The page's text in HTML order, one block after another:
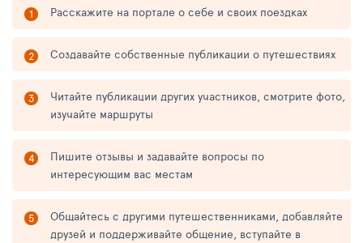
Расскажите на портале о себе и своих поездках
Создавайте собственные публикации о путешествиях
Читайте публикации других участников, смотрите фото,
изучайте маршруты
Пишите отзывы и задавайте вопросы по
интересующим вас местам
Общайтесь с другими путешественниками, добавляйте
друзей и поддерживайте общение, вступайте в